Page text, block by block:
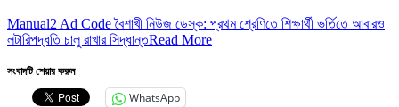
Manual2 Ad Code বৈশাখী নিউজ ডেস্ক: প্রথম শ্রেণিতে শিক্ষার্থী ভর্তিতে আবারও
লটারিপদ্ধতি চালু রাখার সিদ্ধান্তRead More
সংবাদটি শেয়ার করুন
WhatsApp